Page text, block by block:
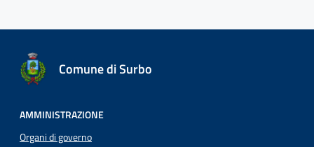
Comune di Surbo
AMMINISTRAZIONE
Organi di governo